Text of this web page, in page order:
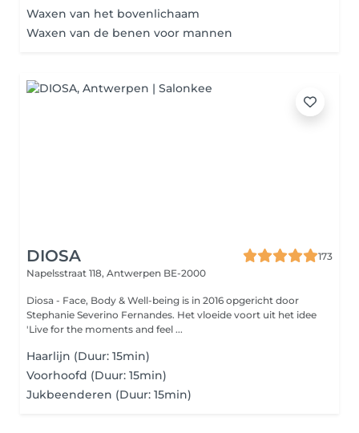
Waxen van het bovenlichaam
Waxen van de benen voor mannen
DIOSA
173
Napelsstraat 118, Antwerpen BE-2000
Diosa - Face, Body & Well-being is in 2016 opgericht door
Stephanie Severino Fernandes. Het vloeide voort uit het idee
'Live for the moments and feel ...
Haarlijn (Duur: 15min)
Voorhoofd (Duur: 15min)
Jukbeenderen (Duur: 15min)